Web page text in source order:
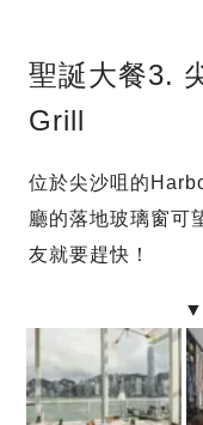
聖誕大餐3.
Grill
位於尖沙咀的
廳的落地玻璃窗可
友就要趕快！